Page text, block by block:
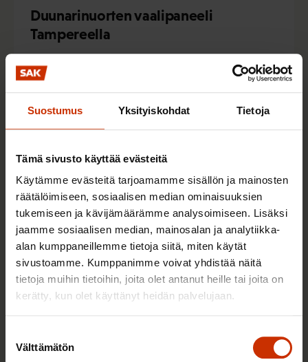
Suostumus Yksityiskohdat Tietoja
Tämä sivusto käyttää evästeitä
Käytämme evästeitä tarjoamamme sisällön ja mainosten
räätälöimiseen, sosiaalisen median ominaisuuksien
tukemiseen ja kävijämäärämme analysoimiseen. Lisäksi
jaamme sosiaalisen median, mainosalan ja analytiikka-
alan kumppaneillemme tietoja siitä, miten käytät
sivustoamme. Kumppanimme voivat yhdistää näitä
tietoja muihin tietoihin, joita olet antanut heille tai joita on
kerätty, kun olet käyttänyt heidän palvelujaan.
valinta
Välttämätön
Duunarinuorten vaalipaneeli
Tampereella
Vaalitilaisuus Porissa
Vaalitentit Forssassa
25.3.2025 Tapahtumat
Vaalitilaisuus Huittisissa